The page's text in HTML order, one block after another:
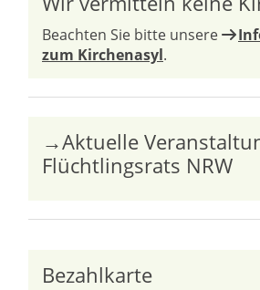
Beachten Sie bitte unsere
zum Kirchenasyl.
→Aktuelle
Flüchtlingsrats NRW
Bezahlkarte